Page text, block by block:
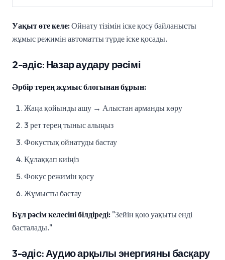
Уақыт өте келе:Ойнату тізімін іске қосу байланысты
жұмыс режимін автоматты түрде іске қосады.
2-әдіс: Назар аудару рәсімі
Әрбір терең жұмыс блогынан бұрын:
Жаңа қойынды ашу → Алыстан арманды көру
3 рет терең тыныс алыңыз
Фокустық ойнатуды бастау
Құлаққап киіңіз
Фокус режимін қосу
Жұмысты бастау
Бұл рәсім келесіні білдіреді: "Зейін қою уақыты енді
басталады."
3-әдіс: Аудио арқылы энергияны басқару